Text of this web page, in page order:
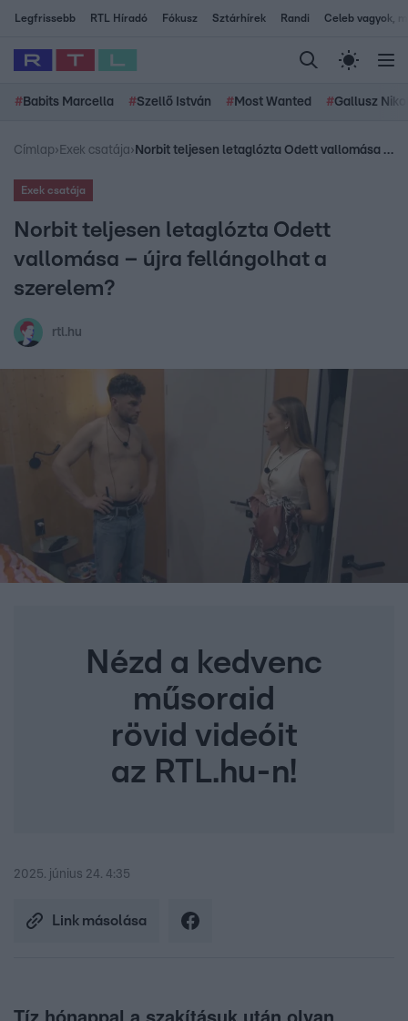
Legfrissebb RTL Híradó Fókusz Sztárhírek Randi Celeb vagyok,
# Babits Marcella #Szellő István # Most Wanted #Gallusz
Címlap› Exek csatája› Norbit teljesen letaglózta Odett vallomása – újra fellángolhat a szerelem?
Exek csatája
Norbit teljesen letaglózta Odett
vallomása – újra fellángolhat a
szerelem?
rtl.hu
Nézd a kedvenc
műsoraid
rövid videóit
az RTL.hu-n!
2025. június 24. 4:35
Link másolása